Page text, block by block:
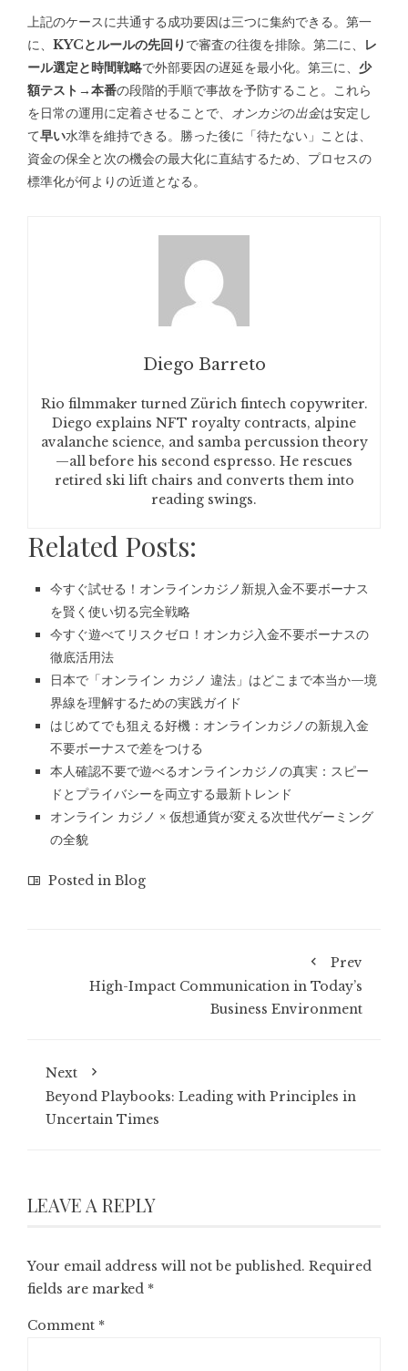
上記のケースに共通する成功要因は三つに集約できる。第一
に、 KYCとルールの先回り で審査の往復を排除。第二に、
レ
ール選定と時間戦略で外部要因の遅延を最小化。第三に、 少
額テスト→本番の段階的手順で事故を予防すること。これら
を日常の運用に定着させることで、 オンカジの出金は安定し
て早い水準を維持できる。勝った後に「待たない」ことは、
資金の保全と次の機会の最大化に直結するため、プロセスの
標準化が何よりの近道となる。
Diego Barreto
Rio filmmaker turned Zürich fintech copywriter.
Diego explains NFT royalty contracts, alpine
avalanche science, and samba percussion theory
—all before his second espresso. He rescues
retired ski lift chairs and converts them into
reading swings.
Related Posts:
今すぐ試せる！オンラインカジノ新規入金不要ボーナス
を賢く使い切る完全戦略
今すぐ遊べてリスクゼロ！オンカジ入金不要ボーナスの
徹底活用法
日本で「オンライン カジノ 違法」はどこまで本当か—境
界線を理解するための実践ガイド
はじめてでも狙える好機：オンラインカジノの新規入金
不要ボーナスで差をつける
本人確認不要で遊べるオンラインカジノの真実：スピー
ドとプライバシーを両立する最新トレンド
オンライン カジノ × 仮想通貨が変える次世代ゲーミング
の全貌
Posted in Blog
Prev
High-Impact Communication in Today’s
Business Environment
Next
Beyond Playbooks: Leading with Principles in
Uncertain Times
LEAVE A REPLY
Your email address will not be published. Required
fields are marked *
Comment *